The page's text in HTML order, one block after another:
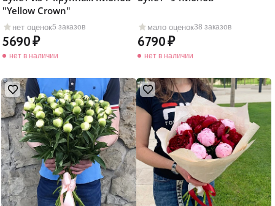
нет оценок5 заказов
"Yellow Crown"
5690
нет в наличии
мало оценок38 заказов
6790
нет в наличии